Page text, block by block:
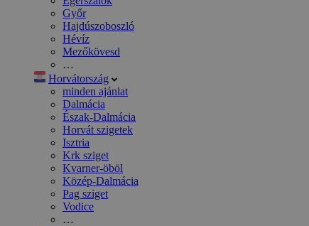
Győr
Hajdúszoboszló
Hévíz
Mezőkövesd
…
Horvátország
minden ajánlat
Dalmácia
Észak-Dalmácia
Horvát szigetek
Isztria
Krk sziget
Kvarner-öböl
Közép-Dalmácia
Pag sziget
Vodice
…